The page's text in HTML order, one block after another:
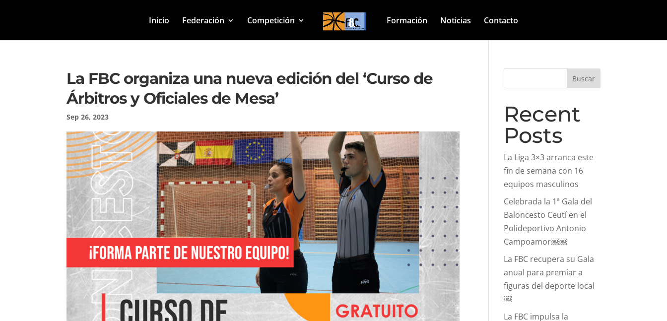
Inicio Federación Competición Formación Noticias Contacto
La FBC organiza una nueva edición del ‘Curso de
Árbitros y Oficiales de Mesa’
Sep 26, 2023
Buscar
Recent
Posts
La Liga 3×3 arranca este
fin de semana con 16
equipos masculinos
Celebrada la 1ª Gala del
Baloncesto Ceutí en el
Polideportivo Antonio
Campoamor￼￼
La FBC recupera su Gala
anual para premiar a
figuras del deporte local
￼
La FBC impulsa la